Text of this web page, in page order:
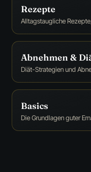
Rezepte
Alltagstaugliche
Abnehmen &
Diät-Strategien und
Basics
Die Grundlagen guter